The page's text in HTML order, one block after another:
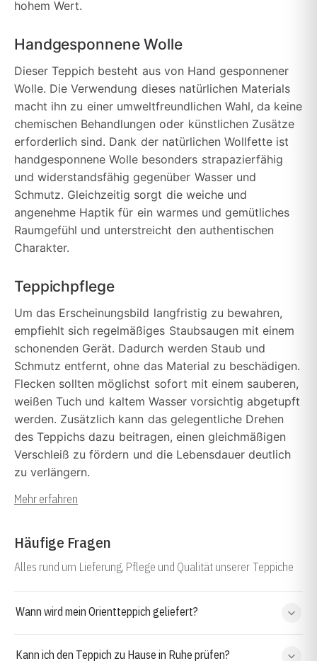
hohem Wert.
Handgesponnene Wolle
Dieser Teppich besteht aus von Hand gesponnener
Wolle. Die Verwendung dieses natürlichen Materials
macht ihn zu einer umweltfreundlichen Wahl, da keine
chemischen Behandlungen oder künstlichen Zusätze
erforderlich sind. Dank der natürlichen Wollfette ist
handgesponnene Wolle besonders strapazierfähig
und widerstandsfähig gegenüber Wasser und
Schmutz. Gleichzeitig sorgt die weiche und
angenehme Haptik für ein warmes und gemütliches
Raumgefühl und unterstreicht den authentischen
Charakter.
Teppichpflege
Um das Erscheinungsbild langfristig zu bewahren,
empfiehlt sich regelmäßiges Staubsaugen mit einem
schonenden Gerät. Dadurch werden Staub und
Schmutz entfernt, ohne das Material zu beschädigen.
Flecken sollten möglichst sofort mit einem sauberen,
weißen Tuch und kaltem Wasser vorsichtig abgetupft
werden. Zusätzlich kann das gelegentliche Drehen
des Teppichs dazu beitragen, einen gleichmäßigen
Verschleiß zu fördern und die Lebensdauer deutlich
zu verlängern.
Mehr erfahren
Häufige Fragen
Alles rund um Lieferung, Pflege und Qualität unserer Teppiche
Wann wird mein Orientteppich geliefert?
Kann ich den Teppich zu Hause in Ruhe prüfen?